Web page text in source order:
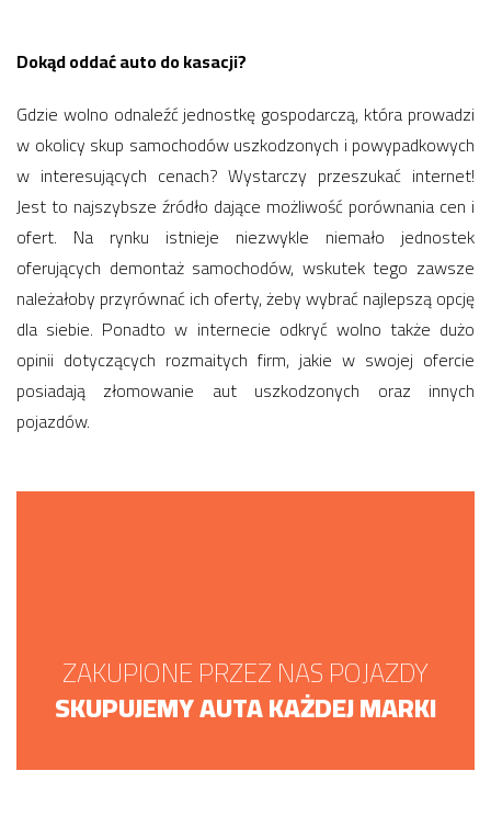
Dokąd oddać auto do kasacji?
Gdzie wolno odnaleźć jednostkę gospodarczą, która prowadzi
w okolicy skup samochodów uszkodzonych i powypadkowych
w interesujących cenach? Wystarczy przeszukać internet!
Jest to najszybsze źródło dające możliwość porównania cen i
ofert. Na rynku istnieje niezwykle niemało jednostek
oferujących demontaż samochodów, wskutek tego zawsze
należałoby przyrównać ich oferty, żeby wybrać najlepszą opcję
dla siebie. Ponadto w internecie odkryć wolno także dużo
opinii dotyczących rozmaitych firm, jakie w swojej ofercie
posiadają złomowanie aut uszkodzonych oraz innych
pojazdów.
ZAKUPIONE PRZEZ NAS POJAZDY
SKUPUJEMY AUTA KAŻDEJ MARKI